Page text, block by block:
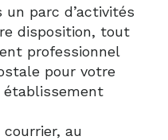
un parc d’activités
disposition, tout
professionnel
pour votre
établissement
au